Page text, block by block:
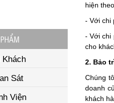
Khách
Sát
Viện
hiện
- Với chi
- Với chi
cho
2. Bảo
Chúng
doanh
khách